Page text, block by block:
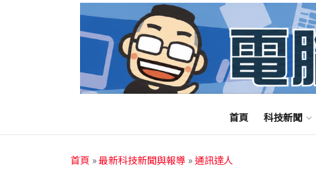
首頁 科技新聞
首頁 »最新科技新聞與報導 »通訊達人